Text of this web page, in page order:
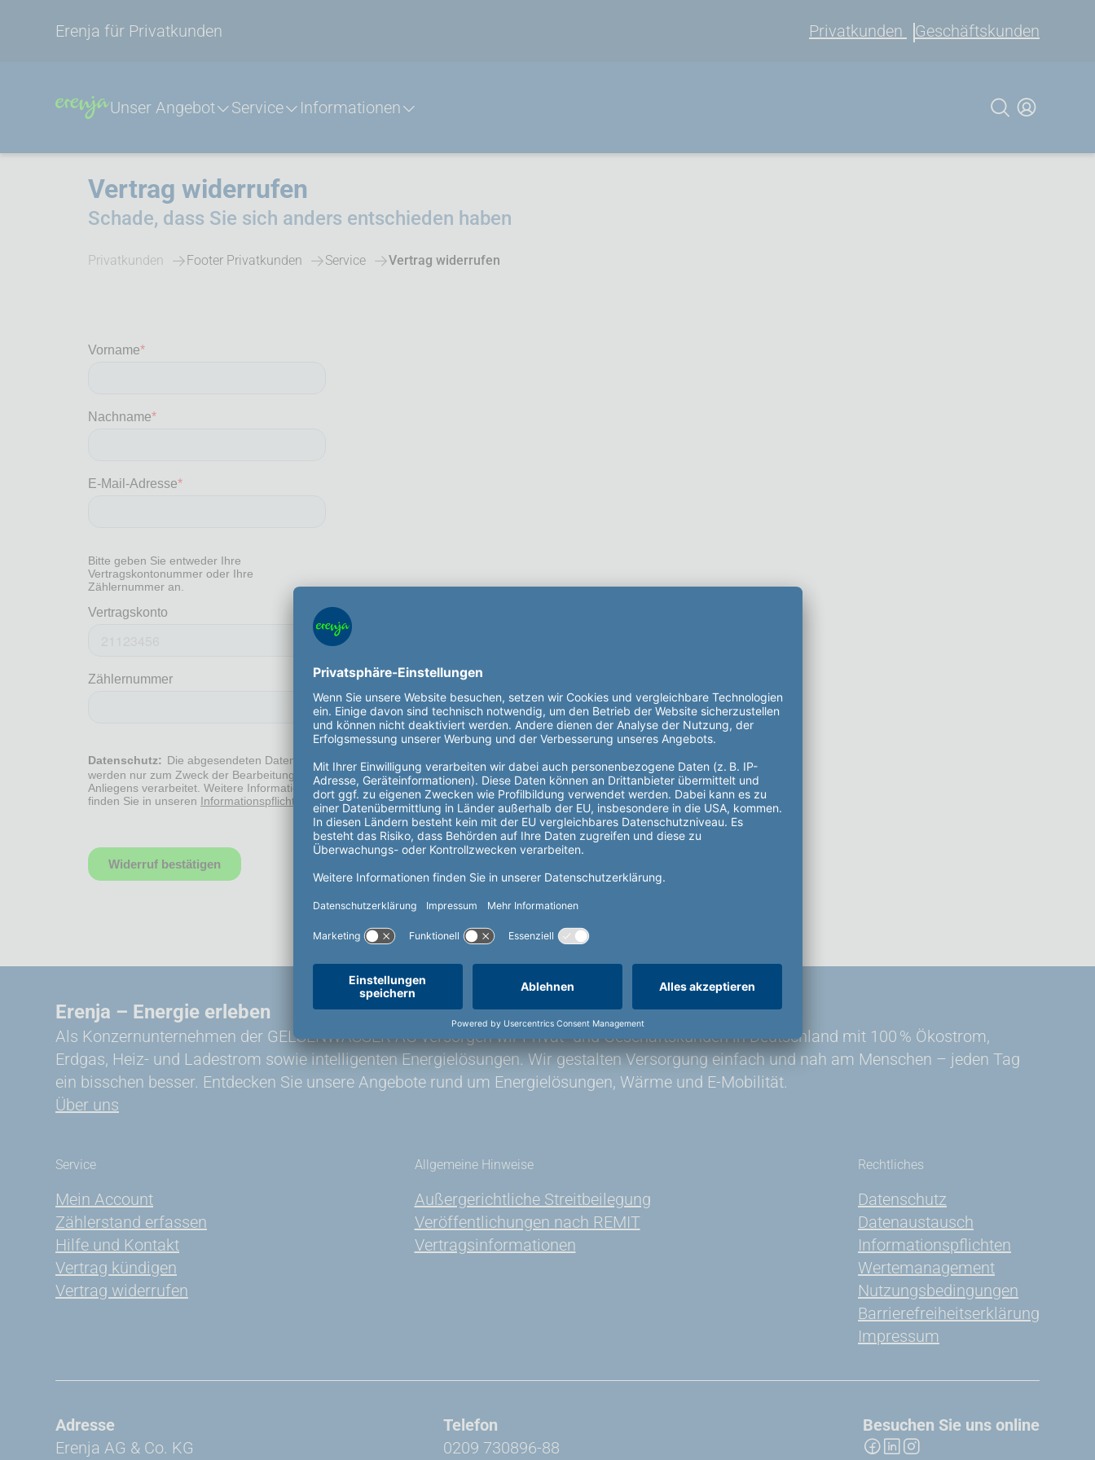
Erenja für Privatkunden Privatkunden Geschäftskunden
Unser Angebot Service Informationen
Vertrag widerrufen
Schade, dass Sie sich anders entschieden haben
Privatkunden Footer Privatkunden Service Vertrag widerrufen
Erenja – Energie erleben
Als Konzernunternehmen der GELSENWASSER AG versorgen wir Privat- und Geschäftskunden in Deutschland mit 100 % Ökostrom,
Erdgas, Heiz- und Ladestrom sowie intelligenten Energielösungen. Wir gestalten Versorgung einfach und nah am Menschen – jeden Tag
ein bisschen besser. Entdecken Sie unsere Angebote rund um Energielösungen, Wärme und E-Mobilität.
Über uns
Service
Mein Account
Zählerstand erfassen
Hilfe und Kontakt
Vertrag kündigen
Vertrag widerrufen
Allgemeine Hinweise
Außergerichtliche Streitbeilegung
Veröffentlichungen nach REMIT
Vertragsinformationen
Rechtliches
Datenschutz
Datenaustausch
Informationspflichten
Wertemanagement
Nutzungsbedingungen
Barrierefreiheitserklärung
Impressum
Adresse
Erenja AG & Co. KG
Telefon
0209 730896-88
Besuchen Sie uns online